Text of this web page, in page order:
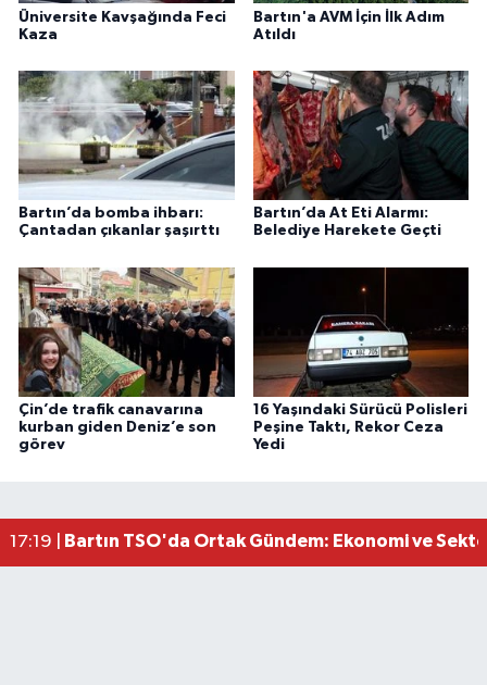
Üniversite Kavşağında Feci
Kaza
Bartın'a AVM İçin İlk Adım
Atıldı
Bartın’da bomba ihbarı:
Çantadan çıkanlar şaşırttı
Bartın’da At Eti Alarmı:
Belediye Harekete Geçti
Çin’de trafik canavarına
kurban giden Deniz’e son
görev
16 Yaşındaki Sürücü Polisleri
Peşine Taktı, Rekor Ceza
Yedi
17:19 | Bartın TSO'da Ortak Gündem: Ekonomi ve
17:11 |Bartın Medya’dan Bartın TSO’ya Ziyaret